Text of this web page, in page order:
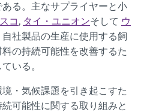
る。主なサプライヤーと小
コ , タイ・ユニオンそして ウ
社製品の生産に使用する飼
の持続可能性を改善するた
いる。
境・気候課題を引き起こすた
可能性に関する取り組みと